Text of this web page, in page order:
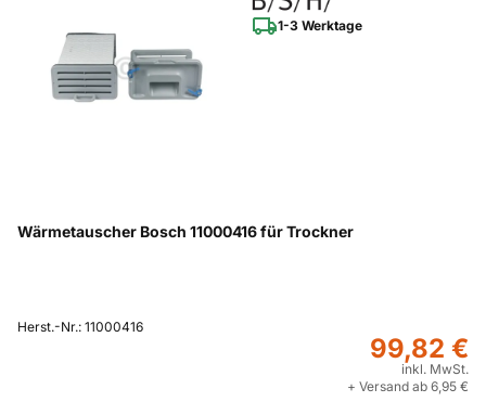
1-3 Werktage
Wärmetauscher Bosch 11000416 für Trockner
Herst.-Nr.: 11000416
99,82 €
inkl. MwSt.
+ Versand ab 6,95 €